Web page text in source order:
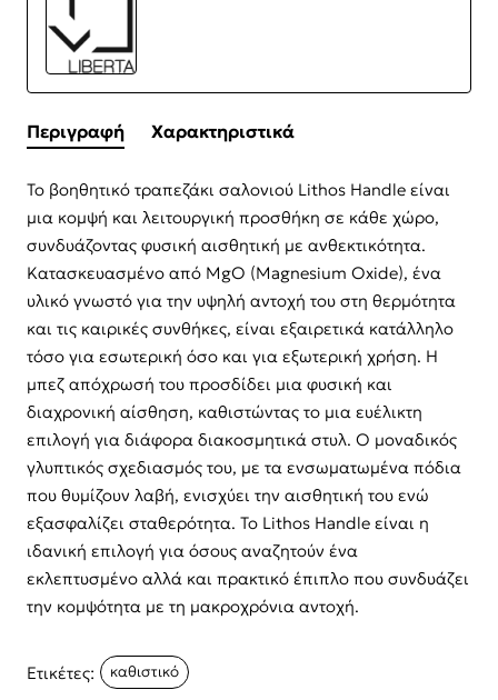
Περιγραφή Χαρακτηριστικά
Το βοηθητικό τραπεζάκι σαλονιού Lithos Handle είναι
μια κομψή και λειτουργική προσθήκη σε κάθε χώρο,
συνδυάζοντας φυσική αισθητική με ανθεκτικότητα.
Κατασκευασμένο από MgO (Magnesium Oxide), ένα
υλικό γνωστό για την υψηλή αντοχή του στη θερμότητα
και τις καιρικές συνθήκες, είναι εξαιρετικά κατάλληλο
τόσο για εσωτερική όσο και για εξωτερική χρήση. Η
μπεζ απόχρωσή του προσδίδει μια φυσική και
διαχρονική αίσθηση, καθιστώντας το μια ευέλικτη
επιλογή για διάφορα διακοσμητικά στυλ. Ο μοναδικός
γλυπτικός σχεδιασμός του, με τα ενσωματωμένα πόδια
που θυμίζουν λαβή, ενισχύει την αισθητική του ενώ
εξασφαλίζει σταθερότητα. Το Lithos Handle είναι η
ιδανική επιλογή για όσους αναζητούν ένα
εκλεπτυσμένο αλλά και πρακτικό έπιπλο που συνδυάζει
την κομψότητα με τη μακροχρόνια αντοχή.
Ετικέτες: καθιστικό